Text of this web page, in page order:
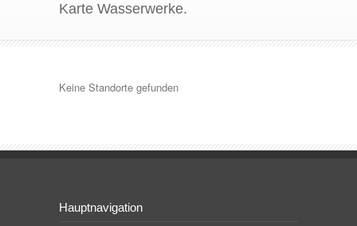
Karte Wasserwerke.
Keine Standorte gefunden
Hauptnavigation